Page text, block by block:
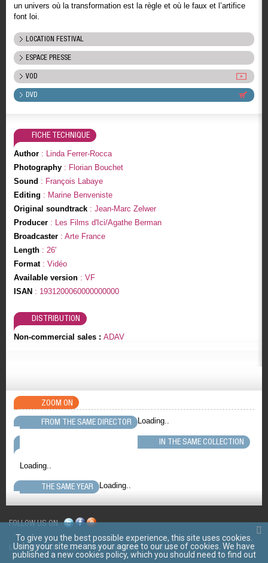
un univers où la transformation est la règle et où le faux et l’artifice
font loi.
LOCATION FESTIVAL
ESPACE PRESSE
VOD
DVD
FICHE TECHNIQUE
Author: Linda Ferrer-Rocca
Photography: Florian Bouchet
Sound : François Labaye
Editing : Marine Benveniste
Original soundtrack: Jean-Marc Zelwer
Producer: Les Films d'Ici/Agathe Berman
Broadcaster: Arte France
Length: 26'
Format: Vidéo
Available version: VF
ISAN : 1931200060000000000
DISTRIBUTION
Non-commercial sales : ADAV
ZOOM ON
FROM THE SAME DIRECTOR
Loading..
IN THE SAME COLLECTION
Loading..
THE SAME YEAR Loading..
FOLLOW US ON
LES FILMS D'ICI CGV Mentions légales Contact
To give you the best possible experience, this site uses cookies.
Using your site means your agree to our use of cookies. We have
published a new cookies policy, which you should need to find out